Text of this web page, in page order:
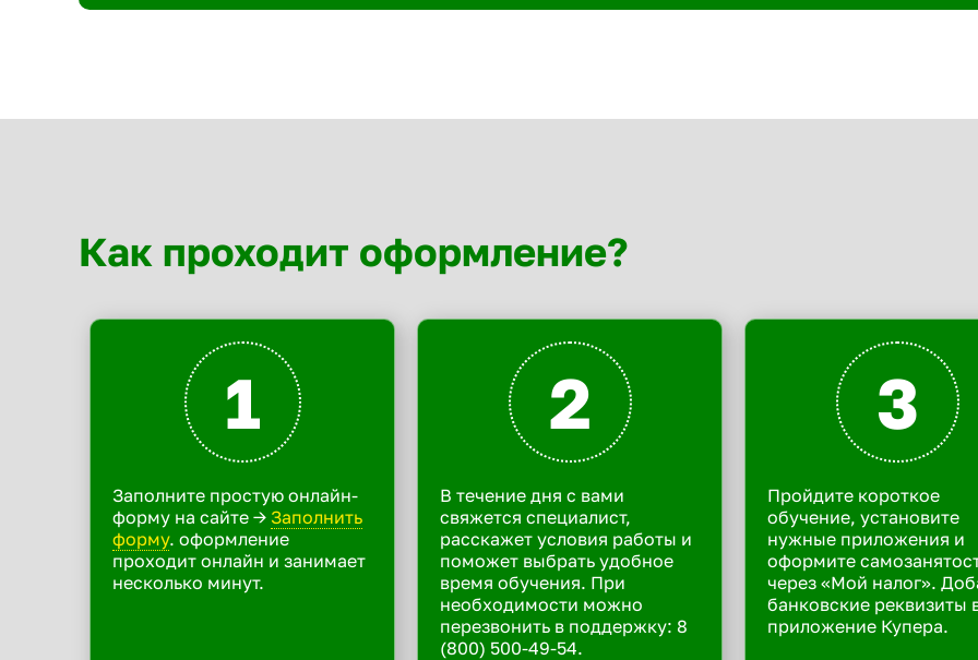
Как проходит оформление?
1
Заполните простую онлайн-
форму на сайте -> Заполнить
форму. оформление
проходит онлайн и занимает
несколько минут.
2
В течение дня с вами
свяжется специалист,
расскажет условия работы и
поможет выбрать удобное
время обучения. При
необходимости можно
перезвонить в поддержку: 8
(800) 500-49-54.
3
Пройдите короткое
обучение, установите
нужные приложения и
оформите
через «Мой налог».
банковские реквизиты
приложение Купера.